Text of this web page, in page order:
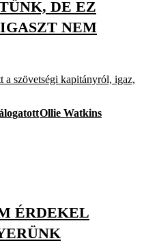
DE EZ
NEM
a szövetségi kapitányról, igaz,
Ollie Watkins
ÉRDEKEL